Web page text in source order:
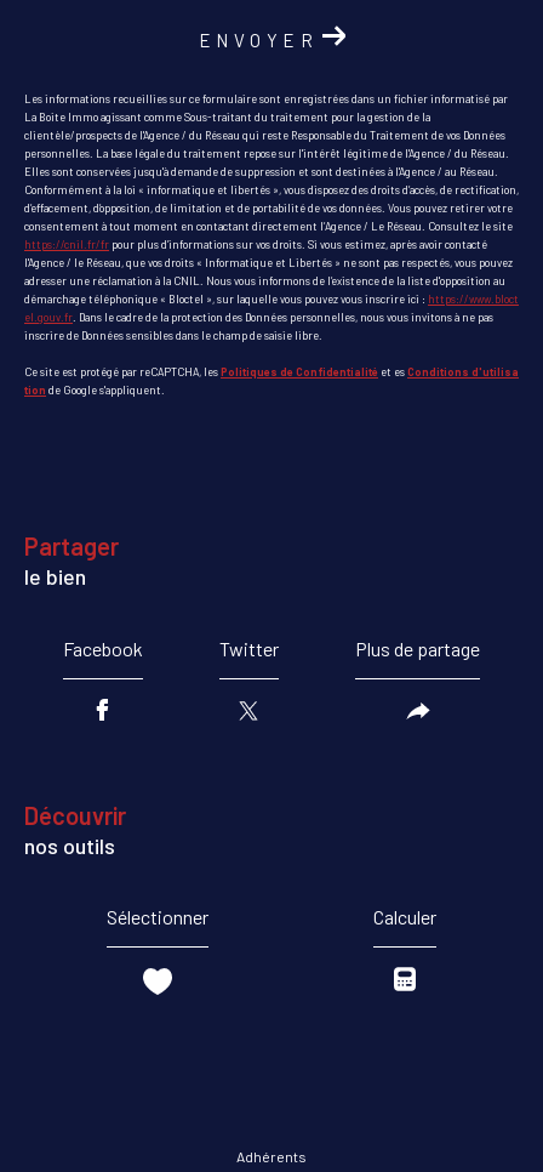
ENVOYER
Les informations recueillies sur ce formulaire sont enregistrées dans un fichier informatisé par
La Boite Immo agissant comme Sous-traitant du traitement pour la gestion de la
clientèle/prospects de l'Agence / du Réseau qui reste Responsable du Traitement de vos Données
personnelles. La base légale du traitement repose sur l'intérêt légitime de l'Agence / du Réseau.
Elles sont conservées jusqu'à demande de suppression et sont destinées à l'Agence / au Réseau.
Conformément à la loi « informatique et libertés », vous disposez des droits d’accès, de rectification,
d’effacement, d’opposition, de limitation et de portabilité de vos données. Vous pouvez retirer votre
consentement à tout moment en contactant directement l’Agence / Le Réseau. Consultez le site
https://cnil.fr/fr pour plus d’informations sur vos droits. Si vous estimez, après avoir contacté
l'Agence / le Réseau, que vos droits « Informatique et Libertés » ne sont pas respectés, vous pouvez
adresser une réclamation à la CNIL. Nous vous informons de l’existence de la liste d'opposition au
démarchage téléphonique « Bloctel », sur laquelle vous pouvez vous inscrire ici : https://www.bloct
el.gouv.fr . Dans le cadre de la protection des Données personnelles, nous vous invitons à ne pas
inscrire de Données sensibles dans le champ de saisie libre.
Ce site est protégé par reCAPTCHA, lesPolitiques de Confidentialité et esConditions d'utilisa
tion de Google s'appliquent.
partager
le bien
Facebook Twitter Plus de partage
découvrir
nos outils
Sélectionner Calculer
Adhérents